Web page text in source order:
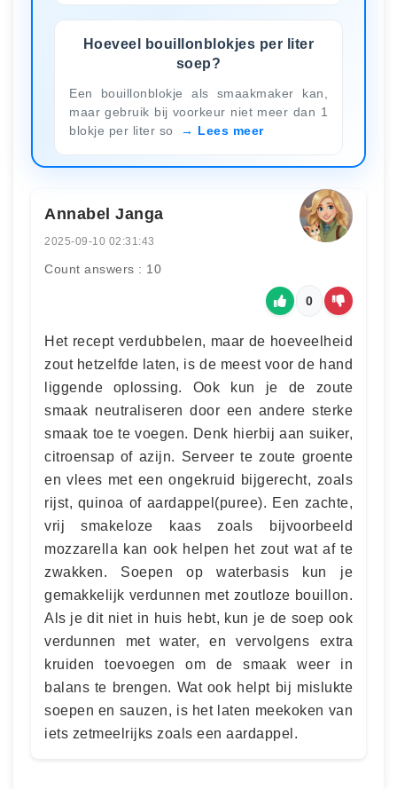
Hoeveel bouillonblokjes per liter
soep?
Een bouillonblokje als smaakmaker kan,
maar gebruik bij voorkeur niet meer dan 1
blokje per liter so
Lees meer
Annabel Janga
2025-09-10 02:31:43
Count answers : 10
0
Het recept verdubbelen, maar de hoeveelheid
zout hetzelfde laten, is de meest voor de hand
liggende oplossing. Ook kun je de zoute
smaak neutraliseren door een andere sterke
smaak toe te voegen. Denk hierbij aan suiker,
citroensap of azijn. Serveer te zoute groente
en vlees met een ongekruid bijgerecht, zoals
rijst, quinoa of aardappel(puree). Een zachte,
vrij smakeloze kaas zoals bijvoorbeeld
mozzarella kan ook helpen het zout wat af te
zwakken. Soepen op waterbasis kun je
gemakkelijk verdunnen met zoutloze bouillon.
Als je dit niet in huis hebt, kun je de soep ook
verdunnen met water, en vervolgens extra
kruiden toevoegen om de smaak weer in
balans te brengen. Wat ook helpt bij mislukte
soepen en sauzen, is het laten meekoken van
iets zetmeelrijks zoals een aardappel.